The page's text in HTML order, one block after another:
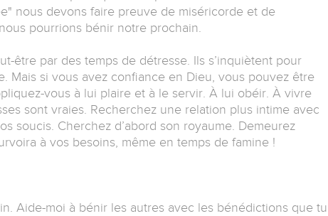
nous devons faire preuve de miséricorde et de
pourrions bénir notre prochain.
être par des temps de détresse. Ils s’inquiètent pour
Mais si vous avez confiance en Dieu, vous pouvez être
vous à lui plaire et à le servir. À lui obéir. À vivre
sont vraies. Recherchez une relation plus intime avec
soucis. Cherchez d’abord son royaume. Demeurez
à vos besoins, même en temps de famine !
Aide-moi à bénir les autres avec les bénédictions que tu